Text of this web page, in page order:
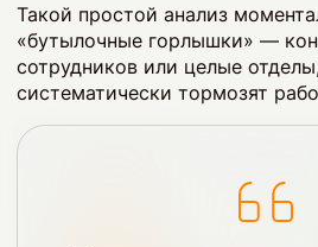
Такой простой анализ
«бутылочные горлышки» —
сотрудников или целые
систематически тормозят